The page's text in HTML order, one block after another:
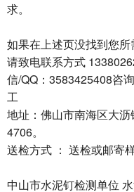
求。
如果在上述页没找到您所
请致电联系方式
信/QQ：3583425408咨
工
地址：佛山市南海区大
4706。
送检方式 ： 送检或邮寄
中山市水泥钉检测单位